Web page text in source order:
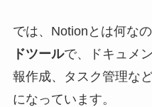
では、Notionとは何なの
ドツールで、ドキュメ
報作成、タスク管理な
になっています。